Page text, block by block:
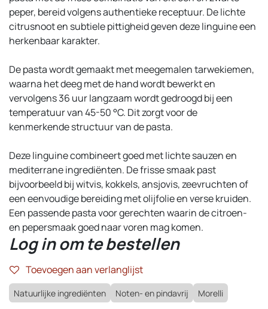
peper, bereid volgens authentieke receptuur. De lichte
citrusnoot en subtiele pittigheid geven deze linguine een
herkenbaar karakter.
De pasta wordt gemaakt met meegemalen tarwekiemen,
waarna het deeg met de hand wordt bewerkt en
vervolgens 36 uur langzaam wordt gedroogd bij een
temperatuur van 45-50 °C. Dit zorgt voor de
kenmerkende structuur van de pasta.
Deze linguine combineert goed met lichte sauzen en
mediterrane ingrediënten. De frisse smaak past
bijvoorbeeld bij witvis, kokkels, ansjovis, zeevruchten of
een eenvoudige bereiding met olijfolie en verse kruiden.
Een passende pasta voor gerechten waarin de citroen-
en pepersmaak goed naar voren mag komen.
Log in om te bestellen
Toevoegen aan verlanglijst
Natuurlijke ingrediënten Noten- en pindavrij Morelli